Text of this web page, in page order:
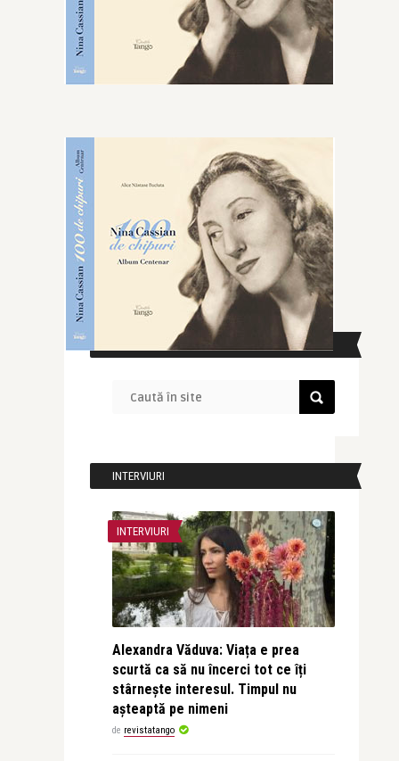
CAUTĂ ÎN SITE
INTERVIURI
INTERVIURI
Alexandra Văduva: Viața e prea
scurtă ca să nu încerci tot ce îți
stârnește interesul. Timpul nu
așteaptă pe nimeni
de revistatango